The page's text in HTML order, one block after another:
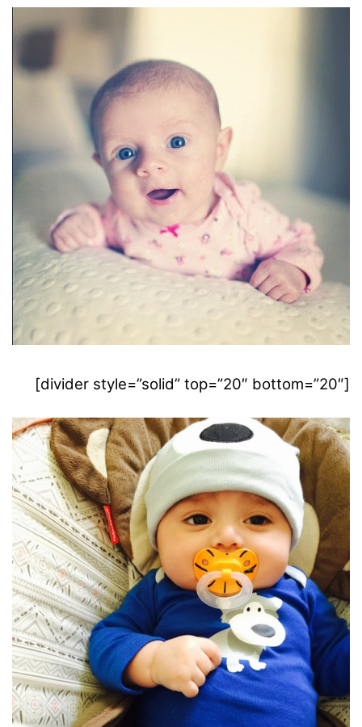
[divider style=”solid” top=”20″ bottom=”20″]